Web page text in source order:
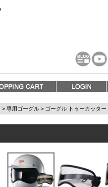
専用ゴーグル ゴーグル トゥーカッタ